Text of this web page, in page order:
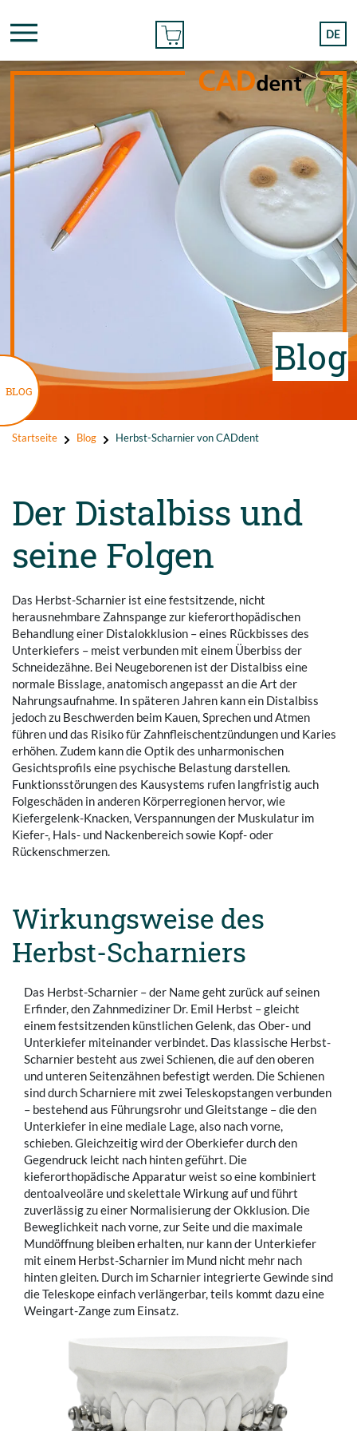
DE
Blog
Startseite Blog Herbst-Scharnier von CADdent
Der Distalbiss und
seine Folgen
Das Herbst-Scharnier ist eine festsitzende, nicht
herausnehmbare Zahnspange zur kieferorthopädischen
Behandlung einer Distalokklusion – eines Rückbisses des
Unterkiefers – meist verbunden mit einem Überbiss der
Schneidezähne. Bei Neugeborenen ist der Distalbiss eine
normale Bisslage, anatomisch angepasst an die Art der
Nahrungsaufnahme. In späteren Jahren kann ein Distalbiss
jedoch zu Beschwerden beim Kauen, Sprechen und Atmen
führen und das Risiko für Zahnfleischentzündungen und Karies
erhöhen. Zudem kann die Optik des unharmonischen
Gesichtsprofils eine psychische Belastung darstellen.
Funktionsstörungen des Kausystems rufen langfristig auch
Folgeschäden in anderen Körperregionen hervor, wie
Kiefergelenk-Knacken, Verspannungen der Muskulatur im
Kiefer-, Hals- und Nackenbereich sowie Kopf- oder
Rückenschmerzen.
Wirkungsweise des
Herbst-Scharniers
Das Herbst-Scharnier – der Name geht zurück auf seinen
Erfinder, den Zahnmediziner Dr. Emil Herbst – gleicht
einem festsitzenden künstlichen Gelenk, das Ober- und
Unterkiefer miteinander verbindet. Das klassische Herbst-
Scharnier besteht aus zwei Schienen, die auf den oberen
und unteren Seitenzähnen befestigt werden. Die Schienen
sind durch Scharniere mit zwei Teleskopstangen verbunden
– bestehend aus Führungsrohr und Gleitstange – die den
Unterkiefer in eine mediale Lage, also nach vorne,
schieben. Gleichzeitig wird der Oberkiefer durch den
Gegendruck leicht nach hinten geführt. Die
kieferorthopädische Apparatur weist so eine kombiniert
dentoalveoläre und skelettale Wirkung auf und führt
zuverlässig zu einer Normalisierung der Okklusion. Die
Beweglichkeit nach vorne, zur Seite und die maximale
Mundöffnung bleiben erhalten, nur kann der Unterkiefer
mit einem Herbst-Scharnier im Mund nicht mehr nach
hinten gleiten. Durch im Scharnier integrierte Gewinde sind
die Teleskope einfach verlängerbar, teils kommt dazu eine
Weingart-Zange zum Einsatz.
BLOG